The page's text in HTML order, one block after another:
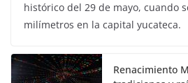
histórico del 29 de mayo, cuando
milímetros en la capital yucateca.
Renacimiento